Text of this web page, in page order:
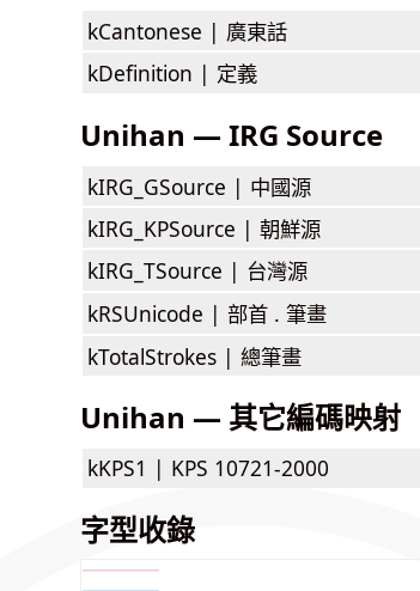
kCantonese | 廣東話
kDefinition | 定義
Unihan — IRG Source
kIRG_GSource | 中國源
kIRG_KPSource | 朝鮮源
kIRG_TSource | 台灣源
kRSUnicode | 部首 . 筆畫
kTotalStrokes | 總筆畫
Unihan — 其它編碼映射
kKPS1 | KPS 10721-2000
字型收錄